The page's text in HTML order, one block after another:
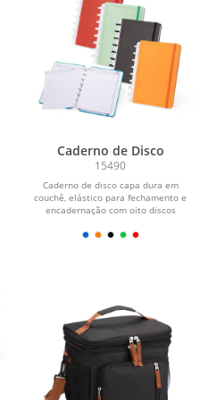
Caderno de Disco
15490
Caderno de disco capa dura em
couchê, elástico para fechamento e
encadernação com oito discos